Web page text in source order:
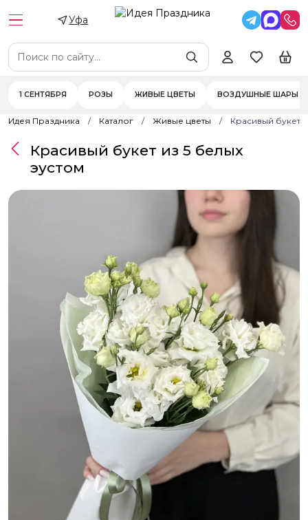
Уфа
1 СЕНТЯБРЯ РОЗЫ ЖИВЫЕ ЦВЕТЫ ВОЗДУШНЫЕ ШАРЫ
Идея Праздника Каталог Живые цветы Красивый букет
Красивый букет из 5 белых
эустом